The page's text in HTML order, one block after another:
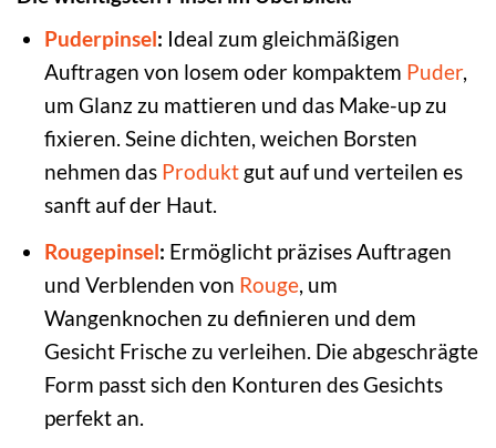
Puderpinsel: Ideal zum gleichmäßigen
Auftragen von losem oder kompaktem Puder,
um Glanz zu mattieren und das Make-up zu
fixieren. Seine dichten, weichen Borsten
nehmen das Produktgut auf und verteilen es
sanft auf der Haut.
Rougepinsel: Ermöglicht präzises Auftragen
und Verblenden von Rouge, um
Wangenknochen zu definieren und dem
Gesicht Frische zu verleihen. Die abgeschrägte
Form passt sich den Konturen des Gesichts
perfekt an.